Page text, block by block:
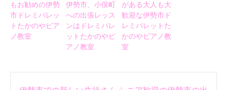
もお勧めの伊勢
市ドレミパレッ
トたかのやピア
ノ教室
伊勢市、小俣町
への出張レッス
ンはドレミパレ
ットたかのやピ
アノ教室
がある大人も大
歓迎な伊勢市ド
レミパレットた
かのやピアノ教
室
Post